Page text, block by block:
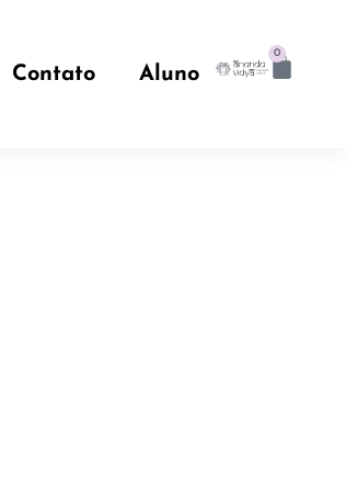
Contato Aluno
0